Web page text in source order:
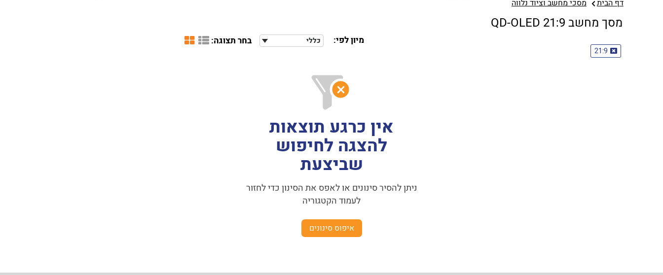
דף הבית מסכי מחשב וציוד נלווה
מסך מחשב 21:9 QD-OLED
מיון לפי: כללי בחר תצוגה:
21:9
אין כרגע תוצאות
להצגה לחיפוש
שביצעת
ניתן להסיר סינונים או לאפס את הסינון כדי לחזור
לעמוד הקטגוריה
איפוס סינונים